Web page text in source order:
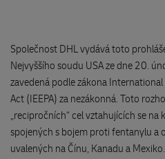
Společnost DHL vydává toto
Nejvyššího soudu USA ze dne 20.
zavedená podle zákona
Act (IEEPA) za nezákonná. Toto
„recipročních“ cel vztahujících se na
spojených s bojem proti fentanylu a
uvalených na Čínu, Kanadu a Mexiko.